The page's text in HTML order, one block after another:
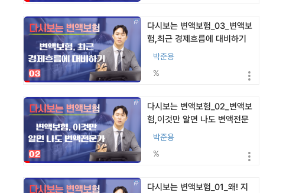
다시보는 변액보험_03_변액보
험,최근 경제흐름에 대비하기
(2506)
박준용
%
다시보는 변액보험_02_변액보
험,이것만 알면 나도 변액전문
가(2506)
박준용
%
다시보는 변액보험_01_왜! 지